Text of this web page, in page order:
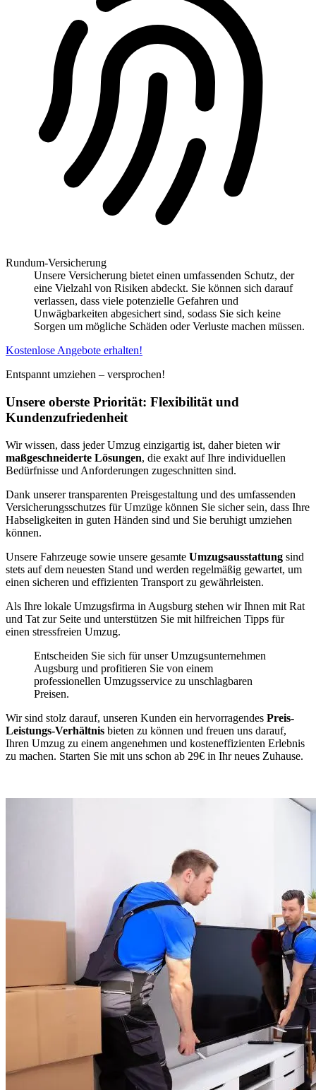
Rundum-Versicherung
Unsere Versicherung bietet einen umfassenden Schutz, der
eine Vielzahl von Risiken abdeckt. Sie können sich darauf
verlassen, dass viele potenzielle Gefahren und
Unwägbarkeiten abgesichert sind, sodass Sie sich keine
Sorgen um mögliche Schäden oder Verluste machen müssen.
Kostenlose Angebote erhalten!
Entspannt umziehen – versprochen!
Unsere oberste Priorität: Flexibilität und
Kundenzufriedenheit
Wir wissen, dass jeder Umzug einzigartig ist, daher bieten wir
maßgeschneiderte Lösungen, die exakt auf Ihre individuellen
Bedürfnisse und Anforderungen zugeschnitten sind.
Dank unserer transparenten Preisgestaltung und des umfassenden
Versicherungsschutzes für Umzüge können Sie sicher sein, dass Ihre
Habseligkeiten in guten Händen sind und Sie beruhigt umziehen
können.
Unsere Fahrzeuge sowie unsere gesamte Umzugsausstattung sind
stets auf dem neuesten Stand und werden regelmäßig gewartet, um
einen sicheren und effizienten Transport zu gewährleisten.
Als Ihre lokale Umzugsfirma in Augsburg stehen wir Ihnen mit Rat
und Tat zur Seite und unterstützen Sie mit hilfreichen Tipps für
einen stressfreien Umzug.
Entscheiden Sie sich für unser Umzugsunternehmen
Augsburg und profitieren Sie von einem
professionellen Umzugsservice zu unschlagbaren
Preisen.
Wir sind stolz darauf, unseren Kunden ein hervorragendes Preis-
Leistungs-Verhältnis bieten zu können und freuen uns darauf,
Ihren Umzug zu einem angenehmen und kosteneffizienten Erlebnis
zu machen. Starten Sie mit uns schon ab 29€ in Ihr neues Zuhause.